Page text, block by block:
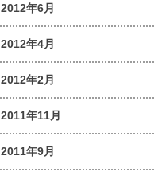
2012年6月
2012年4月
2012年2月
2011年11月
2011年9月